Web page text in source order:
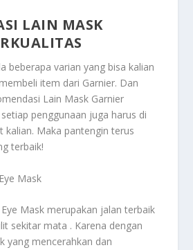
LAIN MASK
beberapa varian yang bisa kalian
item dari Garnier. Dan
Lain Mask Garnier
penggunaan juga harus di
kalian. Maka pantengin terus
terbaik!
Mask
Mask merupakan jalan terbaik
sekitar mata . Karena dengan
yang mencerahkan dan